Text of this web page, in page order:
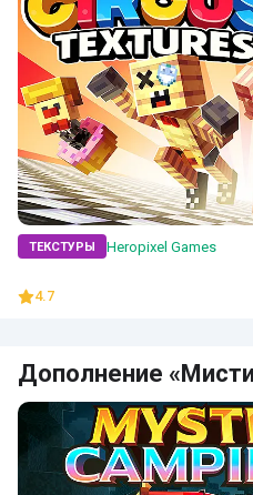
ТЕКСТУРЫ Heropixel Games
4.7
Дополнение